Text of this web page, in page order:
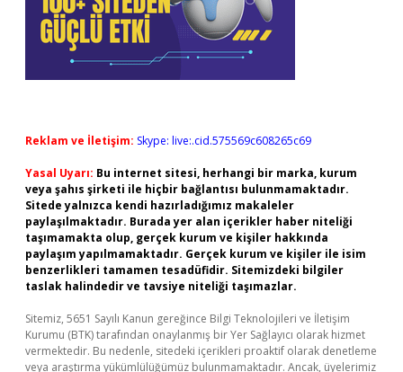
Reklam ve İletişim: Skype: live:.cid.575569c608265c69
Yasal Uyarı: Bu internet sitesi, herhangi bir marka, kurum
veya şahıs şirketi ile hiçbir bağlantısı bulunmamaktadır.
Sitede yalnızca kendi hazırladığımız makaleler
paylaşılmaktadır. Burada yer alan içerikler haber niteliği
taşımamakta olup, gerçek kurum ve kişiler hakkında
paylaşım yapılmamaktadır. Gerçek kurum ve kişiler ile isim
benzerlikleri tamamen tesadüfidir. Sitemizdeki bilgiler
taslak halindedir ve tavsiye niteliği taşımazlar.
Sitemiz, 5651 Sayılı Kanun gereğince Bilgi Teknolojileri ve İletişim
Kurumu (BTK) tarafından onaylanmış bir Yer Sağlayıcı olarak hizmet
vermektedir. Bu nedenle, sitedeki içerikleri proaktif olarak denetleme
veya araştırma yükümlülüğümüz bulunmamaktadır. Ancak, üyelerimiz